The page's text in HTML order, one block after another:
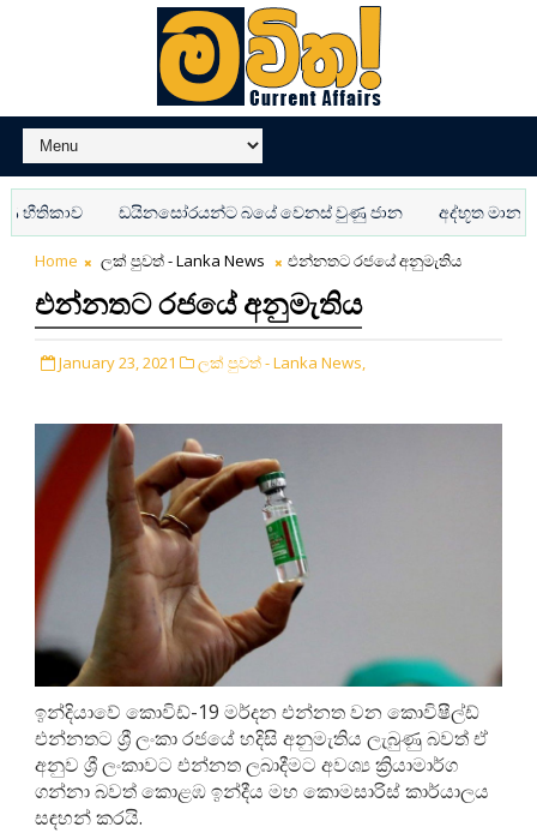
ඩයිනසෝරයන්ට බයේ වෙනස් වුණු ජාන අද්භූත
Home ලක් පුවත් - Lanka News එන්නතට රජයේ අනුමැතිය
එන්නතට රජයේ අනුමැතිය
January 23, 2021 ලක් පුවත් - Lanka News,
ඉන්දියාවේ කොවිඩ්-19 මර්දන එන්නත වන කොවිෂීල්ඩ්
එන්නතට ශ්‍රී ලංකා රජයේ හදිසි අනුමැතිය ලැබුණු බවත් ඒ
අනුව ශ්‍රී ලංකාවට එන්නත ලබාදීමට අවශ්‍ය ක්‍රියාමාර්ග
ගන්නා බවත් කොළඹ ඉන්දීය මහ කොමසාරිස් කාර්යාලය
සඳහන් කරයි.